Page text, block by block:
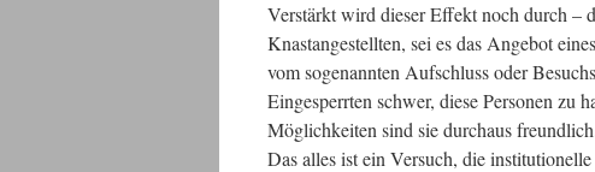
Verstärkt wird dieser Effekt noch durch –
Knastangestellten, sei es das Angebot
vom sogenannten Aufschluss oder
Eingesperrten schwer, diese Personen zu
Möglichkeiten sind sie durchaus
Das alles ist ein Versuch, die